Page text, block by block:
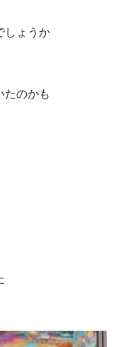
しょうか
たのかも